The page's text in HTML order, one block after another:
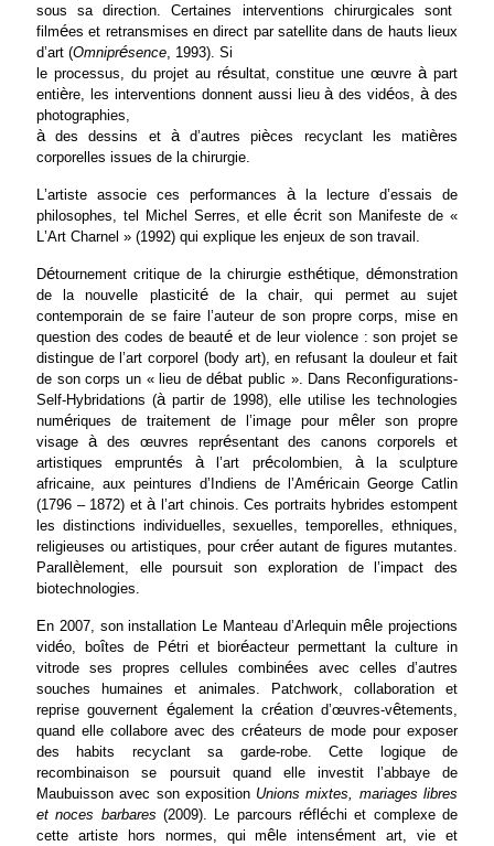
sous sa direction. Certaines interventions chirurgicales sont
filmées et retransmises en direct par satellite dans de hauts lieux
d’art (Omniprésence, 1993). Si
le processus, du projet au résultat, constitue une œuvreàpart
entière, les interventions donnent aussi lieuàdes vidéos,àdes
photographies,
àdes dessins et àd’autres pièces recyclant les matières
corporelles issues de la chirurgie.
L’artiste associe ces performances àla lecture d’essais de
philosophes, tel Michel Serres, et elleécrit son Manifeste de «
L’Art Charnel » (1992) qui explique les enjeux de son travail.
Détournement critique de la chirurgie esthétique, démonstration
de la nouvelle plasticitéde la chair, qui permet au sujet
contemporain de se faire l’auteur de son propre corps, mise en
question des codes de beauté et de leur violence : son projet se
distingue de l’art corporel (body art), en refusant la douleur et fait
de son corps un « lieu de débat public ». Dans Reconfigurations-
Self-Hybridations (àpartir de 1998), elle utilise les technologies
numériques de traitement de l’image pour mê ler son propre
visage àdes œuvres représentant des canons corporels et
artistiques empruntésàl’art précolombien, àla sculpture
africaine, aux peintures d’Indiens de l’Américain George Catlin
(1796 – 1872) etàl’art chinois. Ces portraits hybrides estompent
les distinctions individuelles, sexuelles, temporelles, ethniques,
religieuses ou artistiques, pour créer autant de figures mutantes.
Parall è lement, elle poursuit son exploration de l’impact des
biotechnologies.
En 2007, son installation Le Manteau d’Arlequin mêle projections
vidéo, boîtes de Pétri et bioréacteur permettant la culture in
vitrode ses propres cellules combinées avec celles d’autres
souches humaines et animales. Patchwork, collaboration et
reprise gouvernent également la création d’œuvres-vêtements,
quand elle collabore avec des créateurs de mode pour exposer
des habits recyclant sa garde-robe. Cette logique de
recombinaison se poursuit quand elle investit l’abbaye de
Maubuisson avec son exposition Unions mixtes, mariages libres
et noces barbares (2009). Le parcours réfl échi et complexe de
cette artiste hors normes, qui mêle intensément art, vie et